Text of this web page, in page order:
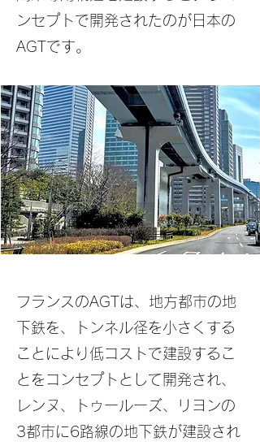
ンセプトで開発されたのが日本の
AGTです。
フランスのAGTは、地方都市の地
下鉄を、トンネル径を小さくする
ことにより低コストで建設するこ
とをコンセプトとして開発され、
レンヌ、トゥールーズ、リヨンの
3都市に6路線の地下鉄が建設され